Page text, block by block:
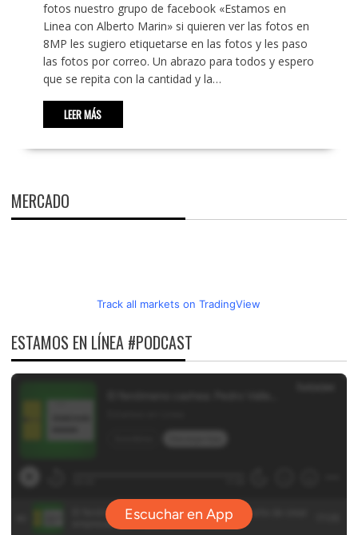
fotos nuestro grupo de facebook «Estamos en
Linea con Alberto Marin» si quieren ver las fotos en
8MP les sugiero etiquetarse en las fotos y les paso
las fotos por correo. Un abrazo para todos y espero
que se repita con la cantidad y la…
LEER MÁS
MERCADO
Track all markets on TradingView
ESTAMOS EN LÍNEA #PODCAST